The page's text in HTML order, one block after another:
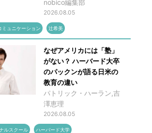
nobico編集部
2026.08.05
ミュニケーション 辻希美
なぜアメリカには「塾」
がない？ ハーバード大卒
のパックンが語る日米の
教育の違い
パトリック・ハーラン,吉
澤恵理
2026.08.05
ルスクール ハーバード大学